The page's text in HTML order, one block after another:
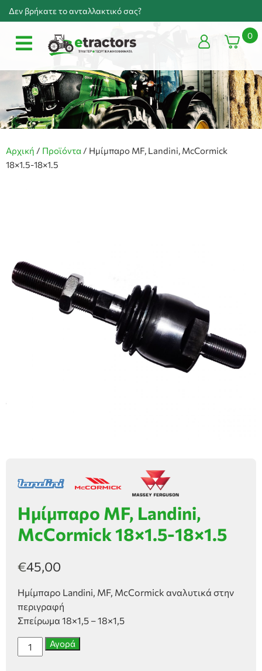
Δεν βρήκατε το ανταλλακτικό σας?
0
Αρχική / Προϊόντα / Ημίμπαρο MF, Landini, McCormick
18×1.5-18×1.5
Ημίμπαρο MF, Landini,
McCormick 18×1.5-18×1.5
€45,00
Ημίμπαρο Landini, MF, McCormick αναλυτικά στην
περιγραφή
Σπείρωμα 18×1,5 – 18×1,5
Ημίμπαρο
MF,
Αγορά